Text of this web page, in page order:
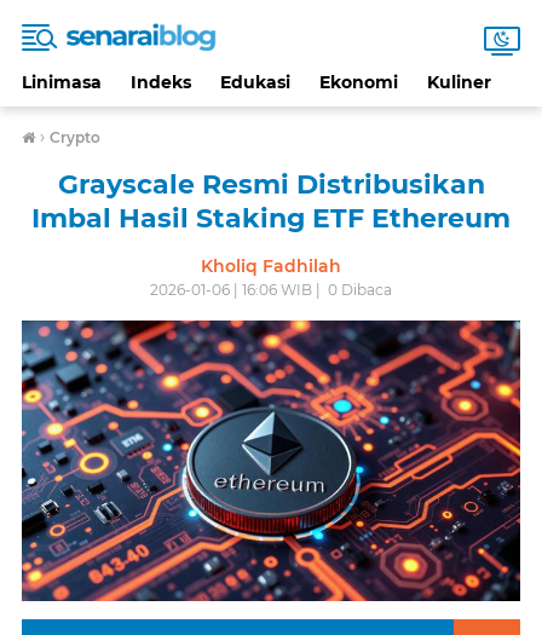
Linimasa Indeks Edukasi Ekonomi Kuliner
› Crypto
Grayscale Resmi Distribusikan
Imbal Hasil Staking ETF Ethereum
Kholiq Fadhilah
2026-01-06 | 16:06 WIB | 0 Dibaca